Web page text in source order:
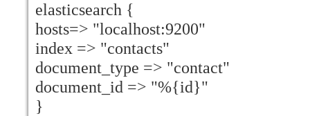
elasticsearch {
hosts=> "localhost:9200"
index => "contacts"
document_type => "contact"
document_id => "%{id}"
}